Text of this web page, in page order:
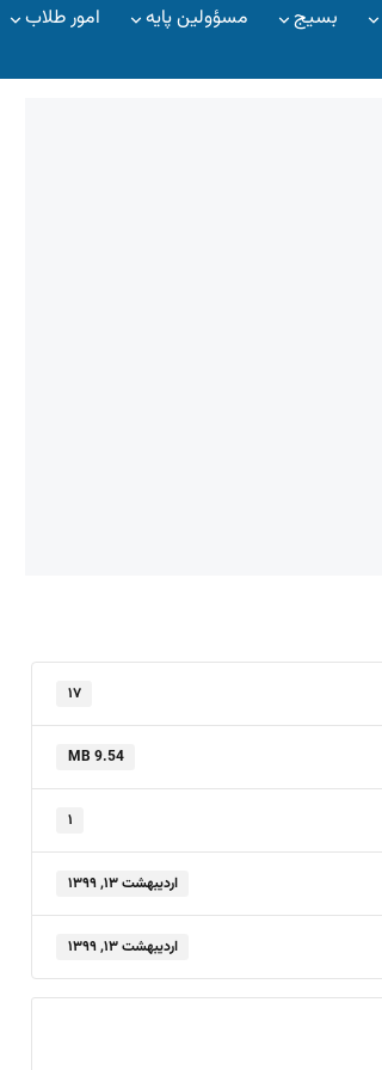
بسیج مسؤولین پایه امور طلاب
۱۷
9.54 MB
۱
اردیبهشت ۱۳, ۱۳۹۹
اردیبهشت ۱۳, ۱۳۹۹